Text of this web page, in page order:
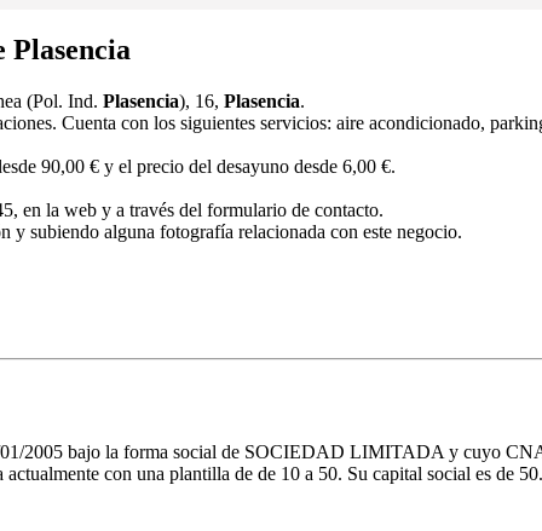
Plasencia
(Pol. Ind. Plasencia), 16, Plasencia.
Cuenta con los siguientes servicios: aire acondicionado,
90,00 € y el precio del desayuno desde 6,00 €.
en la web y a través del formulario de contacto.
y subiendo alguna fotografía relacionada con este negocio.
01/2005 bajo la forma social de SOCIEDAD LIMITADA y cuyo
con una plantilla de de 10 a 50. Su capital social es de